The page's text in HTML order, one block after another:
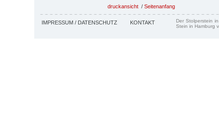
druckansicht / Seitenanfang
IMPRESSUM / DATENSCHUTZ KONTAKT
Der Stolperstein
Stein in Hamburg